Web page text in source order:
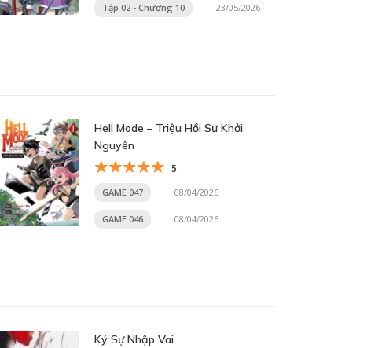
Tập 02 - Chương 10 23/05/2026
Hell Mode – Triệu Hồi Sư Khởi
Nguyên
5
GAME 047 08/04/2026
GAME 046 08/04/2026
Ký Sự Nhập Vai